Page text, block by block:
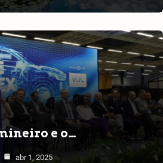
e o…
abr 1, 2025